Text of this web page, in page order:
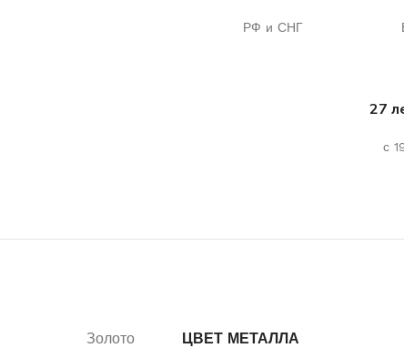
РФ и СНГ
27
с
Золото ЦВЕТ МЕТАЛЛА